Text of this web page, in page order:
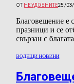
ОТ НЕУДОБНИТЕ25/
Благовещение е
празници и се
свързан с
ВОДЕЩИ НОВИНИ